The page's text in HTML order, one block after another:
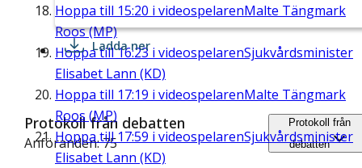
Hoppa till 15:20 i videospelarenMalte Tängmark
Roos (MP)
Hoppa till16:23 i videospelarenSjukvårdsminister
Elisabet Lann (KD)
Hoppa till 17:19 i videospelarenMalte Tängmark
Roos (MP)
Hoppa till17:59 i videospelarenSjukvårdsminister
Elisabet Lann (KD)
Ladda ner
Protokoll från debatten
Anföranden: 75
Protokoll från
debatten